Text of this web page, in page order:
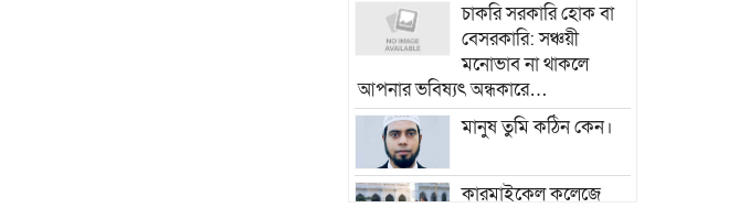
চাকরি সরকারি হোক বা
বেসরকারি: সঞ্চয়ী
মনোভাব না থাকলে
আপনার ভবিষ্যৎ অন্ধকারে…
মানুষ তুমি কঠিন কেন।
কারমাইকেল কলেজে